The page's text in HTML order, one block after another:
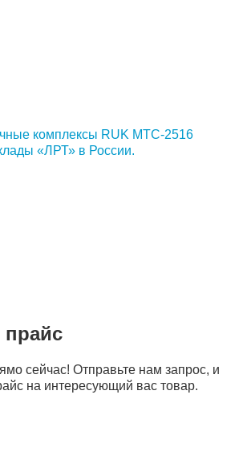
комплексы RUK MTC-2516
«ЛРТ» в России.
прайс
сейчас! Отправьте нам запрос, и
на интересующий вас товар.